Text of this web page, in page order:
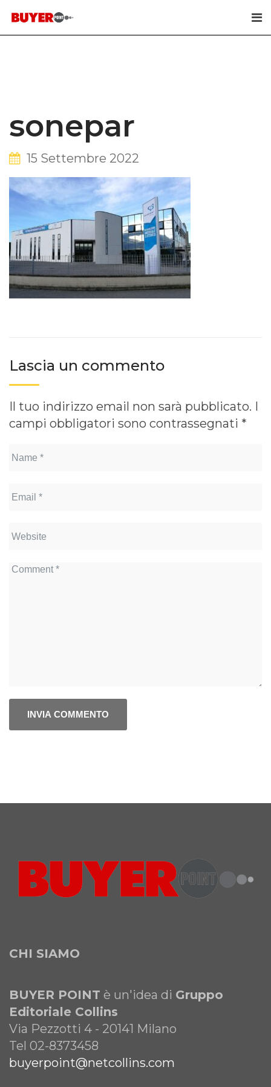
to
sonepar
15 Settembre 2022
Lascia un commento
Il tuo indirizzo email non sarà pubblicato. I
campi obbligatori sono contrassegnati *
CHI SIAMO
BUYER POINT è un'idea di Gruppo
Editoriale Collins
Via Pezzotti 4 - 20141 Milano
Tel 02-8373458
buyerpoint@netcollins.com